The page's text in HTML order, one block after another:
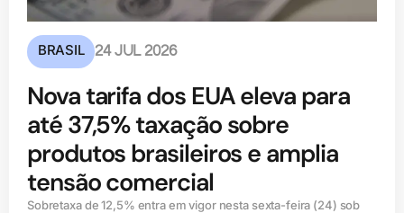
BRASIL 24 JUL 2026
Nova tarifa dos EUA eleva para
até 37,5% taxação sobre
produtos brasileiros e amplia
tensão comercial
Sobretaxa de 12,5% entra em vigor nesta sexta-feira (24) sob